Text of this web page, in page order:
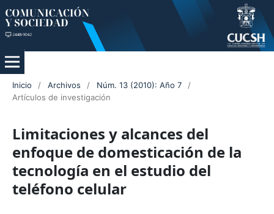
Inicio / Archivos / Núm. 13 (2010): Año 7
/
Artículos de investigación
Limitaciones y alcances del
enfoque de domesticación de la
tecnología en el estudio del
teléfono celular